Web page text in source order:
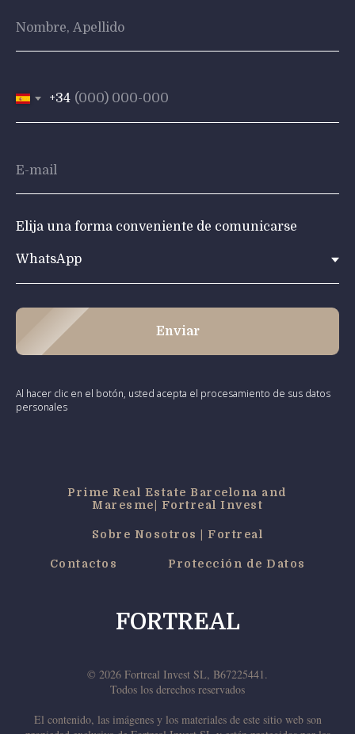
+34
Elija una forma conveniente de comunicarse
Enviar
Al hacer clic en el botón, usted acepta el procesamiento de sus datos
personales
Prime Real Estate Barcelona and
Maresme| Fortreal Invest
Sobre Nosotros | Fortreal
Contactos Protección de Datos
FORTREAL
© 2026 Fortreal Invest SL, B67225441.
Todos los derechos reservados
El contenido, las imágenes y los materiales de este sitio web son